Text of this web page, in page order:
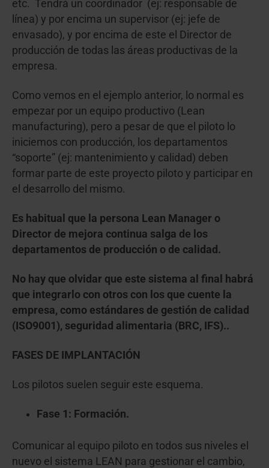
etc. Tendrá un coordinador (ej: responsable de
línea) y por encima un supervisor (ej: jefe de
envasado), y por encima de este el Director de
producción de todas las áreas productivas de la
empresa.
Como vemos en el ejemplo anterior, lo normal es
empezar por un equipo productivo (Lean
manufacturing), pero a pesar de que el piloto lo
iniciemos con producción, los departamentos
“soporte” (ej: mantenimiento y calidad) deben
formar parte de este proyecto piloto y participar en
el desarrollo del mismo.
Es habitual que la persona Lean Manager o
Director de mejora continua salga de los
departamentos de producción o de calidad.
No hay que olvidar que este sistema al final habrá
que integrarlo con otros con los que cuente la
empresa, como estándares de gestión de calidad
(ISO9001), seguridad alimentaria (BRC, IFS)..
FASES DE IMPLANTACIÓN
Los pilotos suelen seguir este esquema.
Fase 1: Formación.
Comunicar al equipo piloto en todos sus niveles el
nuevo el sistema LEAN para gestionar el cambio,